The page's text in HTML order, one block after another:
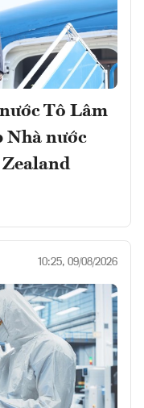
Tô Lâm
Nhà nước
10:25, 09/08/2026